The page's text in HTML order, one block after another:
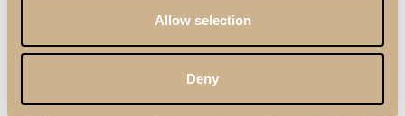
Allow selection
Deny